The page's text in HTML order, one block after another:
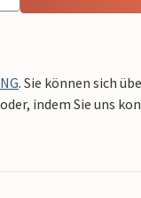
. Sie können sich
indem Sie uns